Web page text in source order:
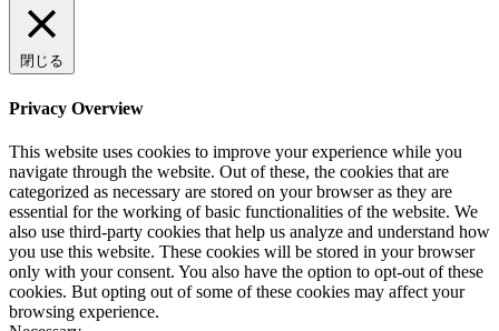
閉じる
Privacy Overview
This website uses cookies to improve your experience while you
navigate through the website. Out of these, the cookies that are
categorized as necessary are stored on your browser as they are
essential for the working of basic functionalities of the website. We
also use third-party cookies that help us analyze and understand how
you use this website. These cookies will be stored in your browser
only with your consent. You also have the option to opt-out of these
cookies. But opting out of some of these cookies may affect your
browsing experience.